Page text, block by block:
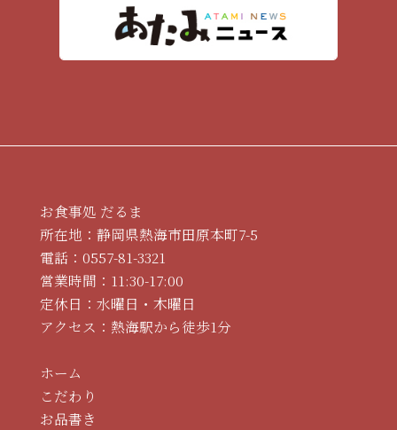
お食事処 だるま
所在地：静岡県熱海市田原本町7-5
電話： 0557-81-3321
営業時間：11:30-17:00
定休日：水曜日・木曜日
アクセス：熱海駅から徒歩1分
ホーム
こだわり
お品書き